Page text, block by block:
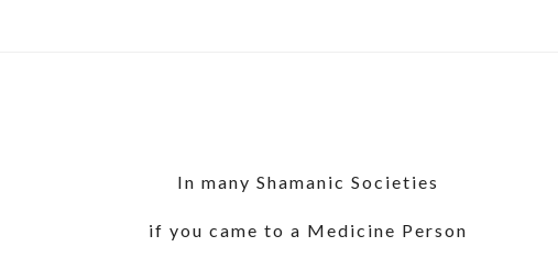
In many Shamanic Societies
if you came to a Medicine Person